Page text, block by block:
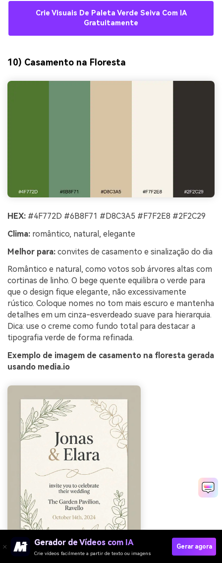
Crie Visuais De Paleta Verde Seiva Com IA
Gratuitamente
10) Casamento na Floresta
HEX: #4F772D #6B8F71 #D8C3A5 #F7F2E8 #2F2C29
Clima: romântico, natural, elegante
Melhor para: convites de casamento e sinalização do dia
Romântico e natural, como votos sob árvores altas com
cortinas de linho. O bege quente equilibra o verde para
que o design fique elegante, não excessivamente
rústico. Coloque nomes no tom mais escuro e mantenha
detalhes em um cinza-esverdeado suave para hierarquia.
Dica: use o creme como fundo total para destacar a
tipografia verde de forma refinada.
Exemplo de imagem de casamento na floresta gerada
usando media.io
Gerador de Vídeos com IA
Crie vídeos facilmente a partir de texto ou imagens
Gerar agora